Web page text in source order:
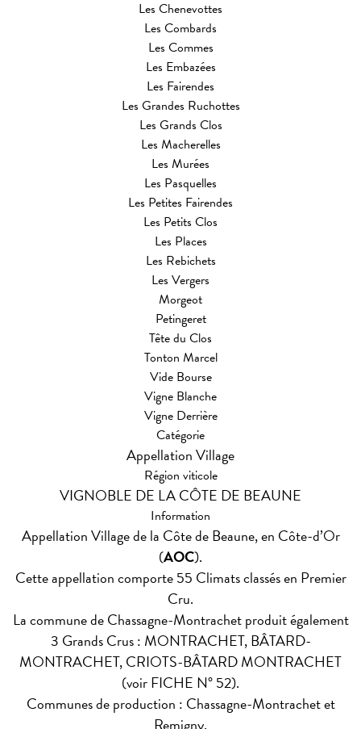
Les Chenevottes
Les Combards
Les Commes
Les Embazées
Les Fairendes
Les Grandes Ruchottes
Les Grands Clos
Les Macherelles
Les Murées
Les Pasquelles
Les Petites Fairendes
Les Petits Clos
Les Places
Les Rebichets
Les Vergers
Morgeot
Petingeret
Tête du Clos
Tonton Marcel
Vide Bourse
Vigne Blanche
Vigne Derrière
Catégorie
Appellation Village
Région viticole
VIGNOBLE DE LA CÔTE DE BEAUNE
Information
Appellation Village de la Côte de Beaune, en Côte-d’Or
(AOC).
Cette appellation comporte 55 Climats classés en Premier
Cru.
La commune de Chassagne-Montrachet produit également
3 Grands Crus : MONTRACHET, BÂTARD-
MONTRACHET, CRIOTS-BÂTARD MONTRACHET
(voir FICHE N° 52).
Communes de production : Chassagne-Montrachet et